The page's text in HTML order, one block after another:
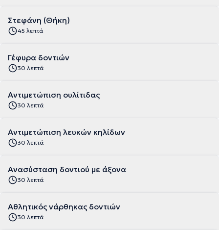
Στεφάνη (Θήκη)
45 λεπτά
Γέφυρα δοντιών
30 λεπτά
Αντιμετώπιση ουλίτιδας
30 λεπτά
Aντιμετώπιση λευκών κηλίδων
30 λεπτά
Ανασύσταση δοντιού με άξονα
30 λεπτά
Aθλητικός νάρθηκας δοντιών
30 λεπτά